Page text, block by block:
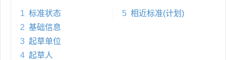
1 标准状态
2 基础信息
3 起草单位
4 起草人
5 相近标准(计划)